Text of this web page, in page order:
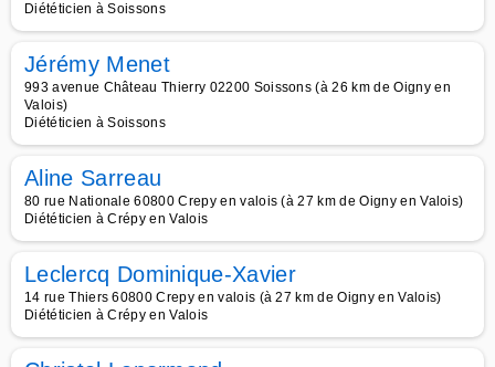
Diététicien à Soissons
Jérémy Menet
993 avenue Château Thierry 02200 Soissons (à 26 km de Oigny en
Valois)
Diététicien à Soissons
Aline Sarreau
80 rue Nationale 60800 Crepy en valois (à 27 km de Oigny en Valois)
Diététicien à Crépy en Valois
Leclercq Dominique-Xavier
14 rue Thiers 60800 Crepy en valois (à 27 km de Oigny en Valois)
Diététicien à Crépy en Valois